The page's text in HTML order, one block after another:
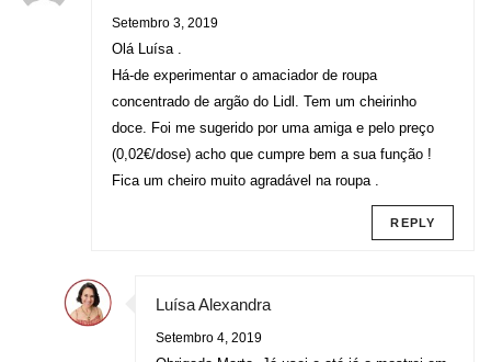
Setembro 3, 2019
Olá Luísa .
Há-de experimentar o amaciador de roupa
concentrado de argão do Lidl. Tem um cheirinho
doce. Foi me sugerido por uma amiga e pelo preço
(0,02€/dose) acho que cumpre bem a sua função !
Fica um cheiro muito agradável na roupa .
REPLY
Luísa Alexandra
Setembro 4, 2019